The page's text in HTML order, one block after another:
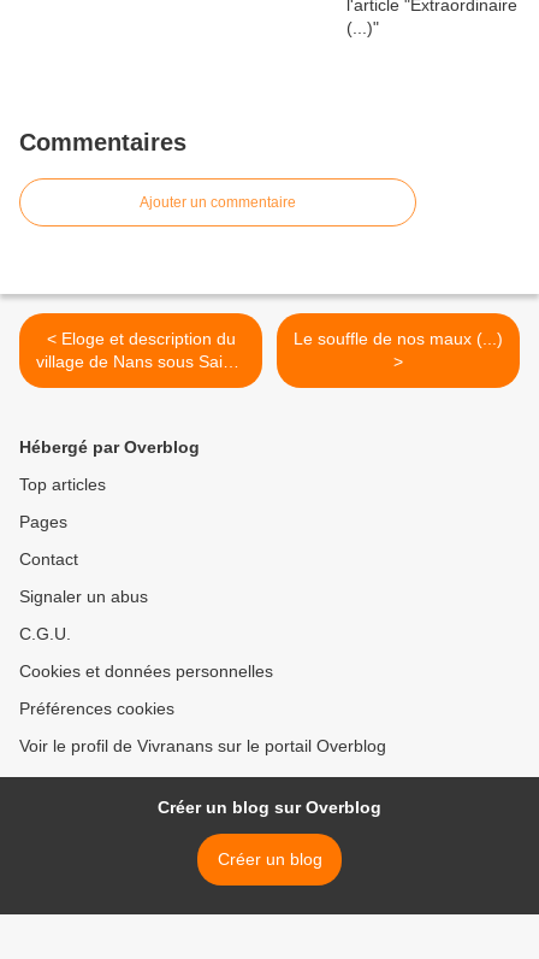
Commentaires
Ajouter un commentaire
< Eloge et description du
village de Nans sous Sainte
Anne (1) ...
Le souffle de nos maux (...)
>
Hébergé par Overblog
Top articles
Pages
Contact
Signaler un abus
C.G.U.
Cookies et données personnelles
Préférences cookies
Voir le profil de Vivranans sur le portail Overblog
Créer un blog sur Overblog
Créer un blog